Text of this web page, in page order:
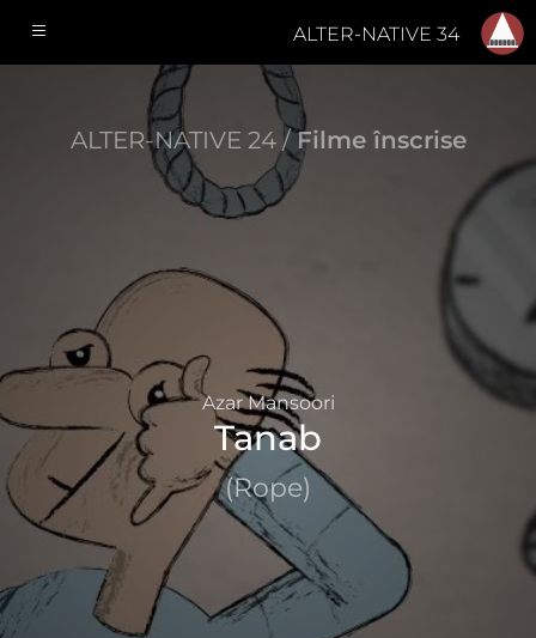
ALTER-NATIVE 34
ALTER-NATIVE 24 /Filme înscrise
Azar Mansoori
Tanab
(Rope)